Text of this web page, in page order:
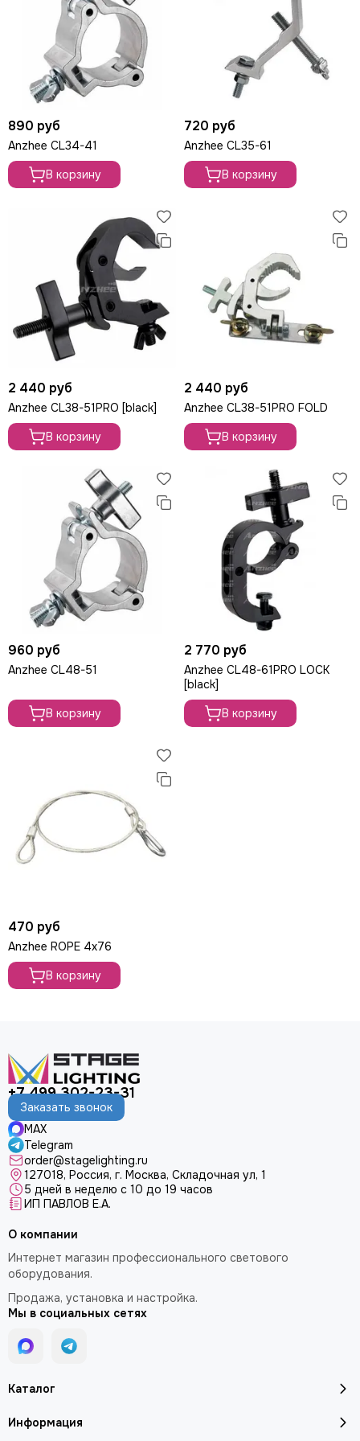
LightCraft
Light Sky
Light Union
Look Solutions
LevelUp цепные тали
MA Lighting
Magmatic FX
NICOLAUDIE (SUNLITE)
NICOLAUDIE ARCHITECTURAL
OSRAM
Philips
PoleStar
Robert Juliat
PROLIGHTS
PROLYTE
Seetronic
ShowLight
SMOKE FACTORY
STAGELighting
Stagemaker
Tarboc
Tuchler
YODN
PROCAST Cable
CVGAUDIO
СТРОЙЦИРК
890 руб
Anzhee CL34-41
В корзину
720 руб
Anzhee CL35-61
В корзину
2 440 руб
Anzhee CL38-51PRO [black]
В корзину
2 440 руб
Anzhee CL38-51PRO FOLD
В корзину
960 руб
Anzhee CL48-51
В корзину
2 770 руб
Anzhee CL48-61PRO LOCK
[black]
В корзину
470 руб
Anzhee ROPE 4x76
В корзину
+7 499 302-23-31
Заказать звонок
MAX
Telegram
order@stagelighting.ru
127018, Россия, г. Москва, Складочная ул, 1
5 дней в неделю с 10 до 19 часов
ИП ПАВЛОВ Е.А.
Каталог
Информация
О компании
Интернет магазин профессионального светового
оборудования.
Продажа, установка и настройка.
Мы в социальных сетях